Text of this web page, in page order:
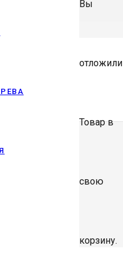
Вы
отложили
Товарв
свою
корзину.